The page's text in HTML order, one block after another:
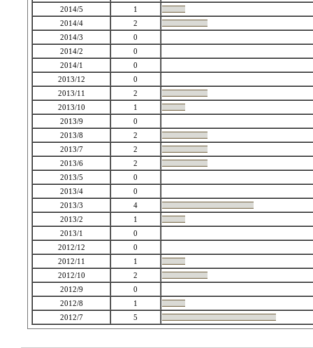
2014/5
1
2014/4
2
2014/3
0
2014/2
0
2014/1
0
2013/12
0
2013/11
2
2013/10
1
2013/9
0
2013/8
2
2013/7
2
2013/6
2
2013/5
0
2013/4
0
2013/3
4
2013/2
1
2013/1
0
2012/12
0
2012/11
1
2012/10
2
2012/9
0
2012/8
1
2012/7
5